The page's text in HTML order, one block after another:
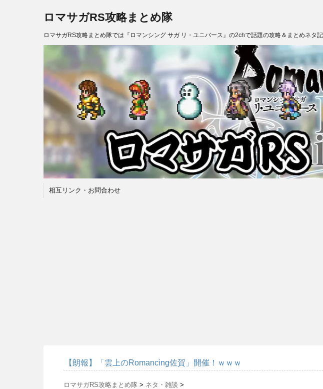
ロマサガRS攻略まとめ隊
ロマサガRS攻略まとめ隊では『ロマンシング サガ リ・ユニバース』の2chで話題の攻略＆まとめネ
相互リンク・お問合わせ
【朗報】「雲上のRomancing佐賀」開催！ｗｗｗ
ロマサガRS攻略まとめ隊 > ネタ・雑談 >